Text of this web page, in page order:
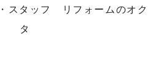
スタッフ リフォームのオク
タ